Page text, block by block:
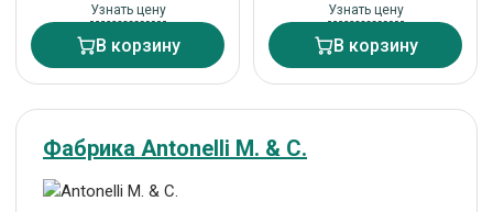
Узнать цену
В корзину
Узнать цену
В корзину
Фабрика Antonelli M. & C.